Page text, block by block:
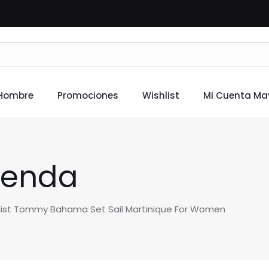
Promociones Wishlist Mi Cuenta
Tommy Bahama Set Sail Martinique For Women